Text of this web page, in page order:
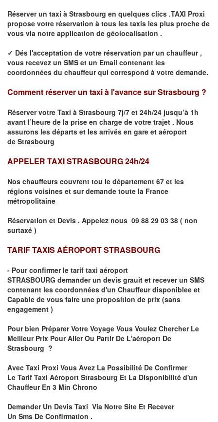
Réserver un taxi à Strasbourg en quelques clics .TAXI Proxi
propose votre réservation à tous les taxis les plus proche de
vous via notre application de géolocalisation .
✓ Dés l'acceptation de votre réservation parun chauffeur ,
vous recevez un SMS et un Email contenant les
coordonnées du chauffeur qui correspond à votre demande.
Comment réserver un taxi à l'avance surStrasbourg ?
Réserver votre Taxi à Strasbourg 7j/7 et 24h/24 jusqu’à 1h
avant l’heure de la prise en charge de votre trajet . Nous
assurons les départs et les arrivés en gare et aéroport
de Strasbourg
APPELER TAXI STRASBOURG 24h/24
Nos chauffeurs couvrent tou le département 67 et les
régions voisines et sur demande toute la France
métropolitaine
Réservation et Devis . Appelez nous 09 88 29 03 38 ( non
surtaxé )
TARIF TAXIS AÉROPORT STRASBOURG
- Pour confirmer le tarif taxi aéroport
STRASBOURG demander un devis grauit et recever un SMS
contenant les coordonnées d'un Chauffeur disponiblee et
Capable de vous faire une proposition de prix (sans
engagement )
Pour bien Préparer Votre Voyage Vous Voulez Chercher Le
Meilleur Prix Pour Aller Ou Partir De L'aéroport De
Strasbourg ?
Avec Taxi Proxi Vous Avez La Possibilité De Confirmer
Le Tarif Taxi Aéroport Strasbourg Et La Disponibilité d'un
Chauffeur En 3 Min Chrono
Demander Un Devis Taxi Via Notre Site Et Recever
Un Sms De Confirmation .